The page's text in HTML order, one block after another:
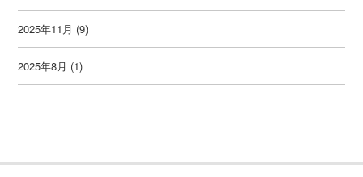
2025年11月 (9)
2025年8月 (1)